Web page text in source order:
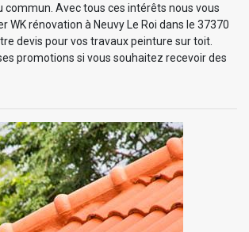
commun. Avec tous ces intérêts nous vous
WK rénovation à Neuvy Le Roi dans le 37370
devis pour vos travaux peinture sur toit.
promotions si vous souhaitez recevoir des